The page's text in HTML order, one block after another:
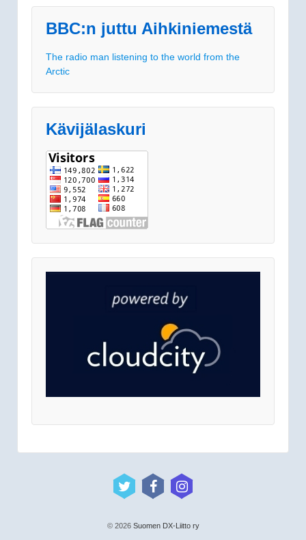
BBC:n juttu Aihkiniemestä
The radio man listening to the world from the
Arctic
Kävijälaskuri
© 2026Suomen DX-Liitto ry